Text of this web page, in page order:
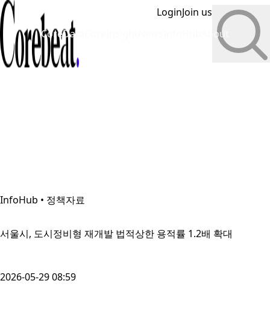
CoreData About
LoginJoin us
InfoHub • 정책자료
서울시, 도시정비형 재개발 법적상한 용적률 1.2배 확대
2026-05-29 08:59